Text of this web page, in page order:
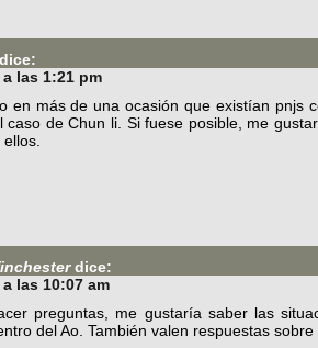
dice:
las 1:21 pm
en más de una ocasión que existían pnjs
caso de Chun li. Si fuese posible, me
dice:
las 10:07 am
preguntas, me gustaría saber las
del Ao. También valen respuestas